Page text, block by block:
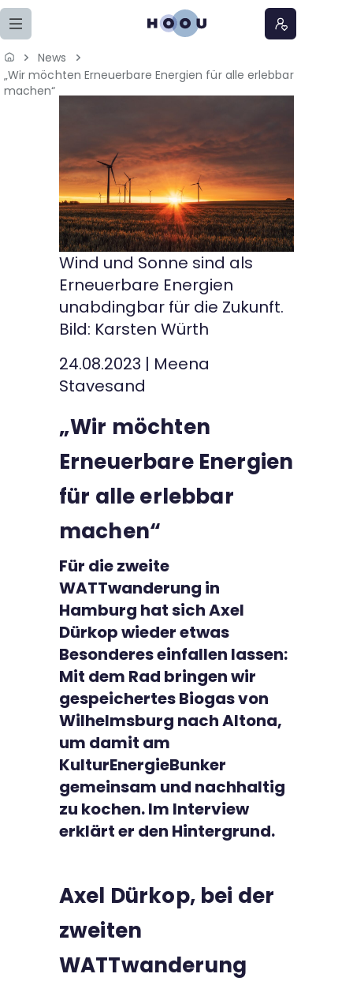
Zum Seiteninhalt springen
Home
Podcasts
Meine Lernangebote
News
Veranstaltungen
Über uns
Kontakt
News
„Wir möchten Erneuerbare Energien für alle erlebbar
machen“
Wind und Sonne sind als
Erneuerbare Energien
unabdingbar für die Zukunft.
Bild: Karsten Würth
24.08.2023 | Meena
Stavesand
„Wir möchten
Erneuerbare Energien
für alle erlebbar
machen“
Für die zweite
WATTwanderung in
Hamburg hat sich Axel
Dürkop wieder etwas
Besonderes einfallen lassen:
Mit dem Rad bringen wir
gespeichertes Biogas von
Wilhelmsburg nach Altona,
um damit am
KulturEnergieBunker
gemeinsam und nachhaltig
zu kochen. Im Interview
erklärt er den Hintergrund.
Axel Dürkop, bei der
zweiten
WATTwanderung